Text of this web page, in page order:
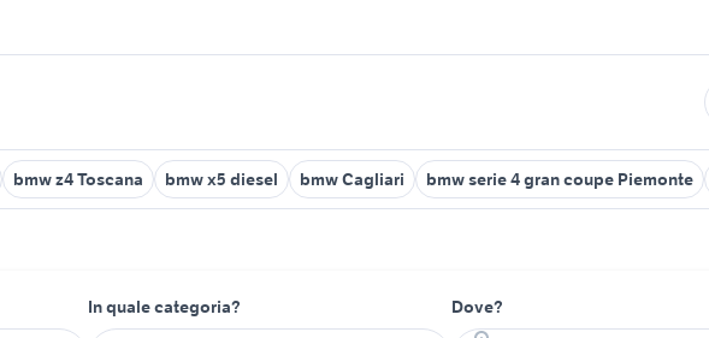
bmw z4 Toscana bmw x5 diesel bmw Cagliari bmw serie 4 gran coupe Piemonte
In quale categoria? Dove?